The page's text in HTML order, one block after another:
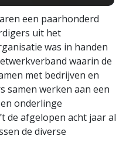
een paarhonderd
uit het
was in handen
waarin de
met bedrijven en
samen werken aan een
onderlinge
de afgelopen acht jaar al
de diverse